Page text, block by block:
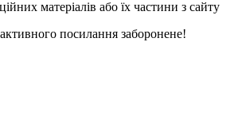
матеріалів або їх частини з сайту
посилання заборонене!